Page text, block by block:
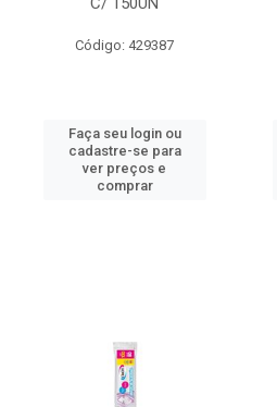
Código: 429387
Faça seu login ou
cadastre-se para
ver preços e
comprar